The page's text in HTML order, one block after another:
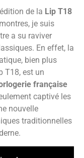
de la Lip T18
je suis
a su raviver
En effet, la
bien plus
T18, est un
française
captivé les
nouvelle
traditionnelles